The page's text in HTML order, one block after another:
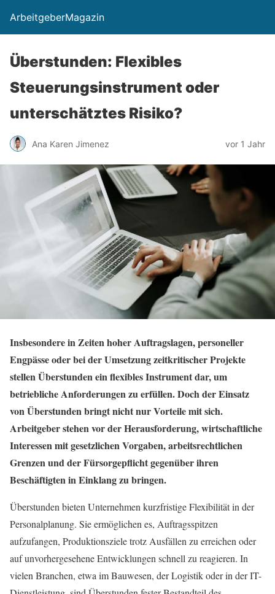
ArbeitgeberMagazin
Überstunden: Flexibles
Steuerungsinstrument oder
unterschätztes Risiko?
Ana Karen Jimenez vor 1 Jahr
Insbesondere in Zeiten hoher Auftragslagen, personeller
Engpässe oder bei der Umsetzung zeitkritischer Projekte
stellen Überstunden ein flexibles Instrument dar, um
betriebliche Anforderungen zu erfüllen. Doch der Einsatz
von Überstunden bringt nicht nur Vorteile mit sich.
Arbeitgeber stehen vor der Herausforderung, wirtschaftliche
Interessen mit gesetzlichen Vorgaben, arbeitsrechtlichen
Grenzen und der Fürsorgepflicht gegenüber ihren
Beschäftigten in Einklang zu bringen.
Überstunden bieten Unternehmen kurzfristige Flexibilität in der
Personalplanung. Sie ermöglichen es, Auftragsspitzen
aufzufangen, Produktionsziele trotz Ausfällen zu erreichen oder
auf unvorhergesehene Entwicklungen schnell zu reagieren. In
vielen Branchen, etwa im Bauwesen, der Logistik oder in der IT-